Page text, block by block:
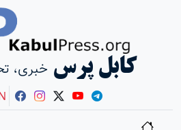
کابل پرس خبری،